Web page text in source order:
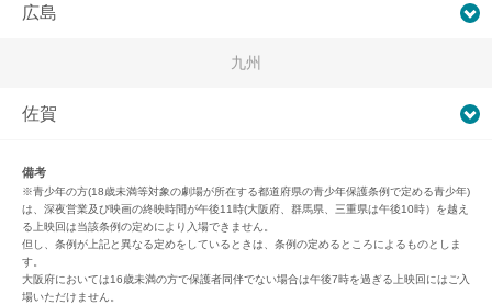
広島
九州
佐賀
備考
※青少年の方(18歳未満等対象の劇場が所在する都道府県の青少年保護条例で定める青少年)
は、深夜営業及び映画の終映時間が午後11時(大阪府、群馬県、三重県は午後10時）を越え
る上映回は当該条例の定めにより入場できません。
但し、条例が上記と異なる定めをしているときは、条例の定めるところによるものとしま
す。
大阪府においては16歳未満の方で保護者同伴でない場合は午後7時を過ぎる上映回にはご入
場いただけません。